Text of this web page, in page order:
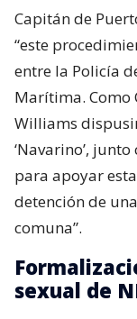
Capitán de
“este
entre la Policía
Marítima. Como
Williams
‘Navarino’,
para apoyar
detención de
comuna”.
sexual de